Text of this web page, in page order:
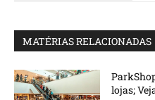
MATÉRIAS RELACIONADAS
lojas;